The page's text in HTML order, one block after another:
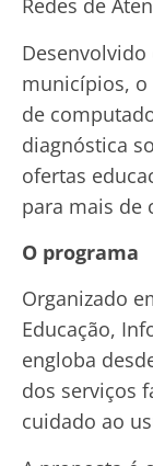
Redes de
Desenvolvido
municípios,
de
diagnóstica
ofertas
para mais de
O programa
Organizado
Educação,
engloba
dos serviços
cuidado ao